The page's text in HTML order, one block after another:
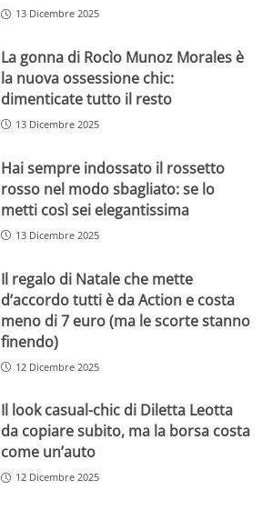
13 Dicembre 2025
La gonna di Rocìo Munoz Morales è
la nuova ossessione chic:
dimenticate tutto il resto
13 Dicembre 2025
Hai sempre indossato il rossetto
rosso nel modo sbagliato: se lo
metti così sei elegantissima
13 Dicembre 2025
Il regalo di Natale che mette
d’accordo tutti è da Action e costa
meno di 7 euro (ma le scorte stanno
finendo)
12 Dicembre 2025
Il look casual-chic di Diletta Leotta
da copiare subito, ma la borsa costa
come un’auto
12 Dicembre 2025